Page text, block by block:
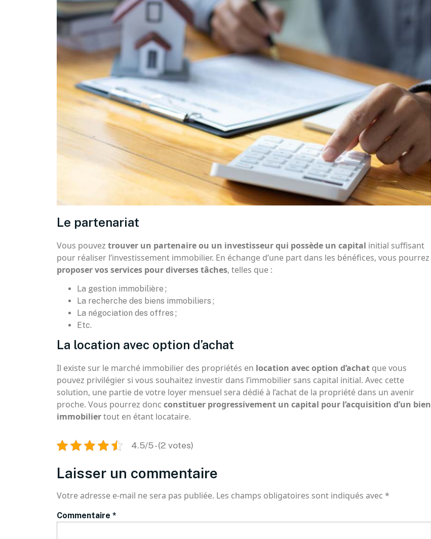
Le partenariat
Vous pouvez trouver un partenaire ou un investisseur qui possède un capital initial suffisant
pour réaliser l’investissement immobilier. En échange d’une part dans les bénéfices, vous pourrez
proposer vos services pour diverses tâches, telles que :
La gestion immobilière ;
La recherche des biens immobiliers ;
La négociation des offres ;
Etc.
La location avec option d’achat
Il existe sur le marché immobilier des propriétés en location avec option d’achat que vous
pouvez privilégier si vous souhaitez investir dans l’immobilier sans capital initial. Avec cette
solution, une partie de votre loyer mensuel sera dédié à l’achat de la propriété dans un avenir
proche. Vous pourrez donc constituer progressivement un capital pour l’acquisition d’un bien
immobiliertout en étant locataire.
4.5/5 - (2 votes)
Laisser un commentaire
Votre adresse e-mail ne sera pas publiée. Les champs obligatoires sont indiqués avec *
Commentaire *